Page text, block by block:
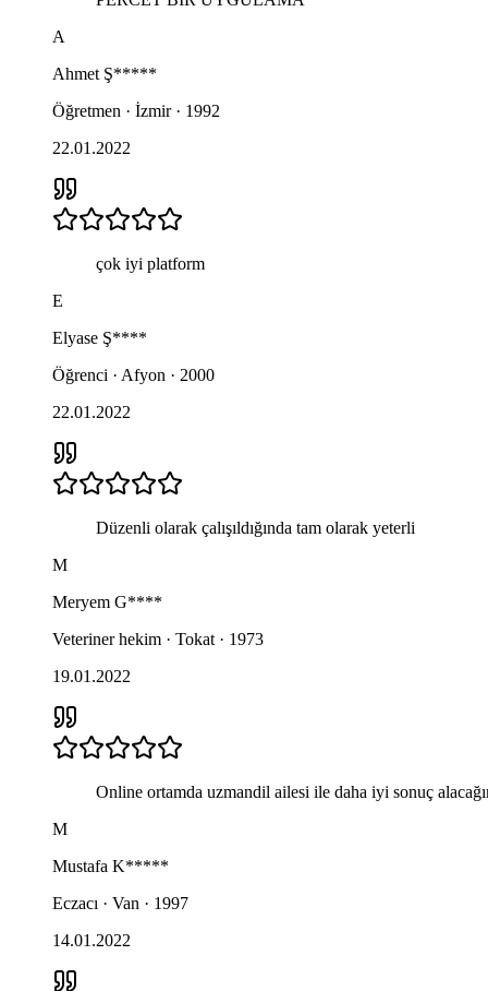
A
Ahmet Ş*****
Öğretmen · İzmir · 1992
22.01.2022
çok iyi platform
E
Elyase Ş****
Öğrenci · Afyon · 2000
22.01.2022
Düzenli olarak çalışıldığında tam olarak yeterli
M
Meryem G****
Veteriner hekim · Tokat · 1973
19.01.2022
Online ortamda uzmandil ailesi ile daha iyi sonuç
M
Mustafa K*****
Eczacı · Van · 1997
14.01.2022